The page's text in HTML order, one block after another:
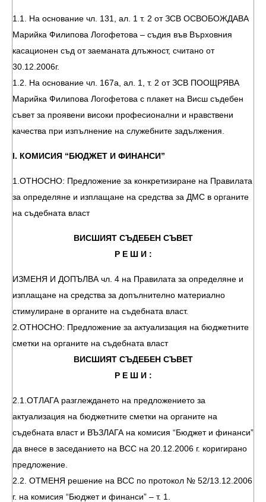
1.1. На основание чл. 131, ал. 1 т. 2 от ЗСВ ОСВОБОЖДАВА
Марийка Филипова Логофетова – съдия във Върховния
касационен съд от заеманата длъжност, считано от
30.12.2006г.
1.2. На основание чл. 167а, ал. 1, т. 2 от ЗСВ ПООЩРЯВА
Марийка Филипова Логофетова с плакет на Висш съдебен
съвет за проявени високи професионални и нравствени
качества при изпълнение на служебните задължения.
І. КОМИСИЯ “БЮДЖЕТ И ФИНАНСИ”
1.ОТНОСНО: Предложение за конкретизиране на Правилата
за определяне и изплащане на средства за ДМС в органите
на съдебната власт
ВИСШИЯТ СЪДЕБЕН СЪВЕТ
Р Е Ш И :
ИЗМЕНЯ И ДОПЪЛВА чл. 4 на Правилата за определяне и
изплащане на средства за допълнително материално
стимулиране в органите на съдебната власт.
2.ОТНОСНО: Предложение за актуализация на бюджетните
сметки на органите на съдебната власт
ВИСШИЯТ СЪДЕБЕН СЪВЕТ
Р Е Ш И :
2.1.ОТЛАГА разглеждането на предложението за
актуализация на бюджетните сметки на органите на
съдебната власт и ВЪЗЛАГА на комисия “Бюджет и финанси”
да внесе в заседанието на ВСС на 20.12.2006 г. коригирано
предложение.
2.2. ОТМЕНЯ решение на ВСС по протокол № 52/13.12.2006
г. на комисия “Бюджет и финанси” – т. 1.